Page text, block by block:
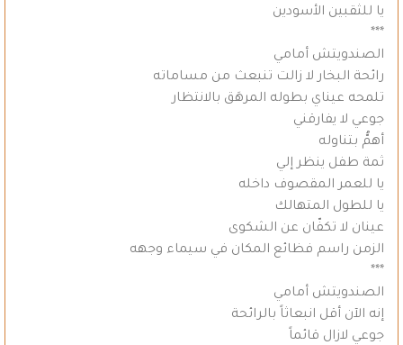
يا للثقبين الأسودين
***
الصندويتش أمامي
رائحة البخار لا زالت تنبعث من مساماته
تلمحه عيناي بطوله المرهَق بالانتظار
جوعي لا يفارقني
أهمُّ بتناوله
ثمة طفل ينظر إلي
يا للعمر المقصوف داخله
يا للطول المتهالك
عينان لا تكفّان عن الشكوى
الزمن راسم فظائع المكان في سيماء وجهه
***
الصندويتش أمامي
إنه الآن أقل انبعاثاً بالرائحة
جوعي لازال قائماً